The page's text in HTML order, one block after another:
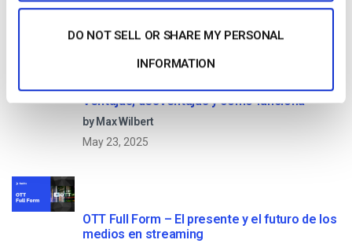
DO NOT SELL OR SHARE MY PERSONAL
INFORMATION
Formato HTTP Live Streaming (HLS) –
Ventajas, desventajas y cómo funciona
by Max Wilbert
May 23, 2025
OTT Full Form – El presente y el futuro de los
medios en streaming